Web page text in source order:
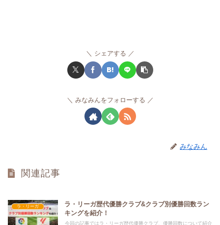
シェアする
みなみんをフォローする
みなみん
関連記事
ラ・リーガ
ラ・リーガ歴代優勝クラブ&クラブ別優勝回数ラン
キングを紹介！
今回の記事ではラ・リーガ歴代優勝クラブ、優勝回数について紹介